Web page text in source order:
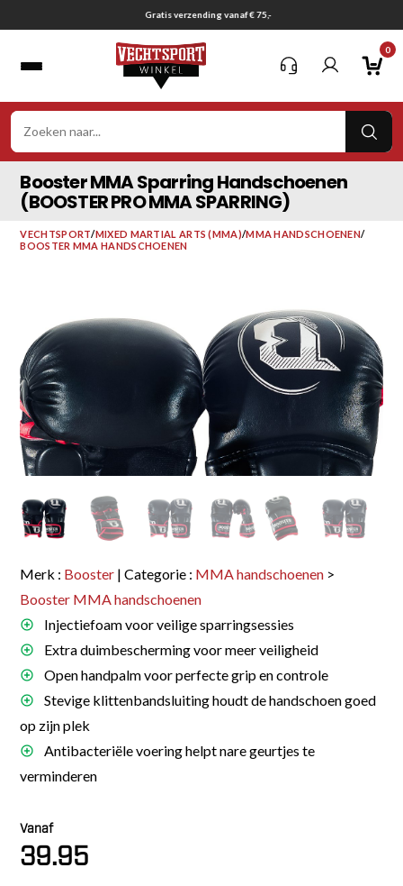
naar
Gratis verzending vanaf € 75,-
0
Booster MMA Sparring Handschoenen
(BOOSTER PRO MMA SPARRING)
VECHTSPORT/MIXED MARTIAL ARTS (MMA)/MMA HANDSCHOENEN/
BOOSTER MMA HANDSCHOENEN
Merk : Booster | Categorie : MMA handschoenen >
Booster MMA handschoenen
Injectiefoam voor veilige sparringsessies
Extra duimbescherming voor meer veiligheid
Open handpalm voor perfecte grip en controle
Stevige klittenbandsluiting houdt de handschoen goed
op zijn plek
Antibacteriële voering helpt nare geurtjes te
verminderen
Vanaf
39.95